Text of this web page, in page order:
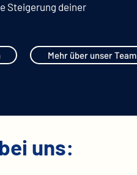
Steigerung deiner
Mehr über unser Team
uns: